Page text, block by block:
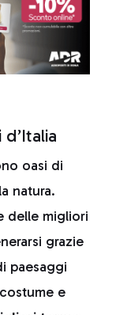
oasi di
natura.
delle migliori
grazie
paesaggi
e